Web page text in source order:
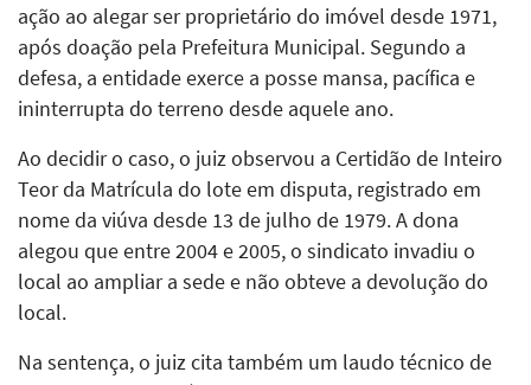
ação ao alegar ser proprietário do imóvel desde 1971,
após doação pela Prefeitura Municipal. Segundo a
defesa, a entidade exerce a posse mansa, pacífica e
ininterrupta do terreno desde aquele ano.
Ao decidir o caso, o juiz observou a Certidão de Inteiro
Teor da Matrícula do lote em disputa, registrado em
nome da viúva desde 13 de julho de 1979. A dona
alegou que entre 2004 e 2005, o sindicato invadiu o
local ao ampliar a sede e não obteve a devolução do
local.
Na sentença, o juiz cita também um laudo técnico de